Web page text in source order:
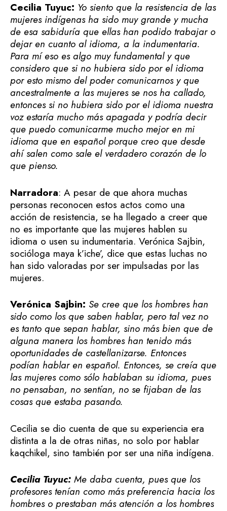
Cecilia Tuyuc: Yo siento que la resistencia de las
mujeres indígenas ha sido muy grande y mucha
de esa sabiduría que ellas han podido trabajar o
dejar en cuanto al idioma, a la indumentaria.
Para mí eso es algo muy fundamental y que
considero que si no hubiera sido por el idioma
por esto mismo del poder comunicarnos y que
ancestralmente a las mujeres se nos ha callado,
entonces si no hubiera sido por el idioma nuestra
voz estaría mucho más apagada y podría decir
que puedo comunicarme mucho mejor en mi
idioma que en español porque creo que desde
ahí salen como sale el verdadero corazón de lo
que pienso.
Narradora: A pesar de que ahora muchas
personas reconocen estos actos como una
acción de resistencia, se ha llegado a creer que
no es importante que las mujeres hablen su
idioma o usen su indumentaria. Verónica Sajbin,
socióloga maya k’iche’, dice que estas luchas no
han sido valoradas por ser impulsadas por las
mujeres.
Verónica Sajbin: Se cree que los hombres han
sido como los que saben hablar, pero tal vez no
es tanto que sepan hablar, sino más bien que de
alguna manera los hombres han tenido más
oportunidades de castellanizarse. Entonces
podían hablar en español. Entonces, se creía que
las mujeres como sólo hablaban su idioma, pues
no pensaban, no sentían, no se fijaban de las
cosas que estaba pasando.
Cecilia se dio cuenta de que su experiencia era
distinta a la de otras niñas, no solo por hablar
kaqchikel, sino también por ser una niña indígena.
Cecilia Tuyuc: Me daba cuenta, pues que los
profesores tenían como más preferencia hacia los
hombres o prestaban más atención a los hombres